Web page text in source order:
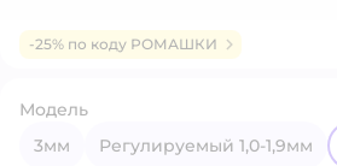
-25% по коду РОМАШКИ
Модель
3мм
Регулируемый 1,0-1,9мм